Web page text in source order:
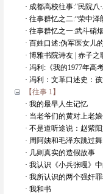
· 成都高校往事:"民院八
· 往事群忆之二:“荣中泽
· 往事群忆之一:武斗硝烟
· 百姓口述:伪军医女儿
· 博雅书院诗友 | 赤子之
· 冯利:《我的1977年高考
· 冯利：文革口述史：
【往事 1】
· 我的最早人生记忆
· 当老爷们的黄对上老
· 不是道听途说：赵紫
· 周阿姨和毛泽东跳过舞
· 几则真实的造假故事
· 我认识《小兵张嘎》
· 我所认识的两个强奸
· 我和书